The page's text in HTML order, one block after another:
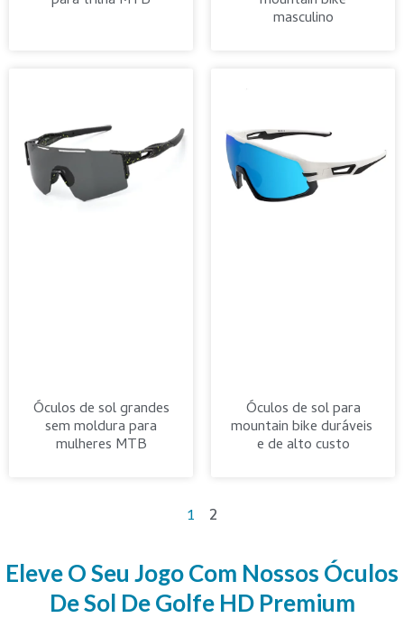
masculino
Óculos de sol grandes
sem moldura para
mulheres MTB
Óculos de sol para
mountain bike duráveis ​​
e de alto custo
1 2
Eleve O Seu Jogo Com Nossos Óculos
De Sol De Golfe HD Premium